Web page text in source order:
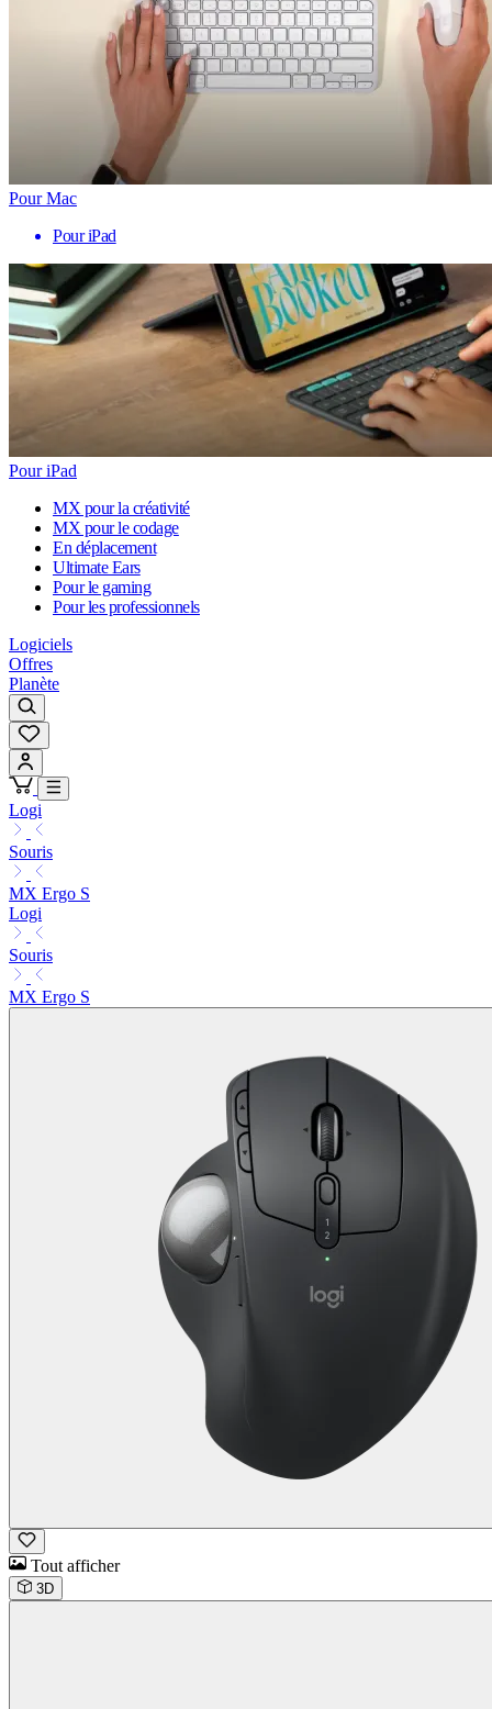
Pour Mac
Pour iPad
Pour iPad
MX pour la créativité
MX pour le codage
En déplacement
Ultimate Ears
Pour le gaming
Pour les professionnels
Logiciels
Offres
Planète
Logi
Souris
MX Ergo S
Logi
Souris
MX Ergo S
Tout afficher
3D